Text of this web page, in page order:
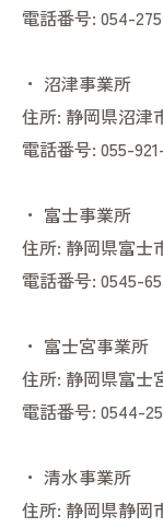
電話番号: 054-
・ 沼津事業所
住所: 静岡県沼津
電話番号: 055-
・ 富士事業所
住所: 静岡県富士
電話番号: 0545-
・ 富士宮事業所
住所: 静岡県富士
電話番号: 0544-
・ 清水事業所
住所: 静岡県静岡